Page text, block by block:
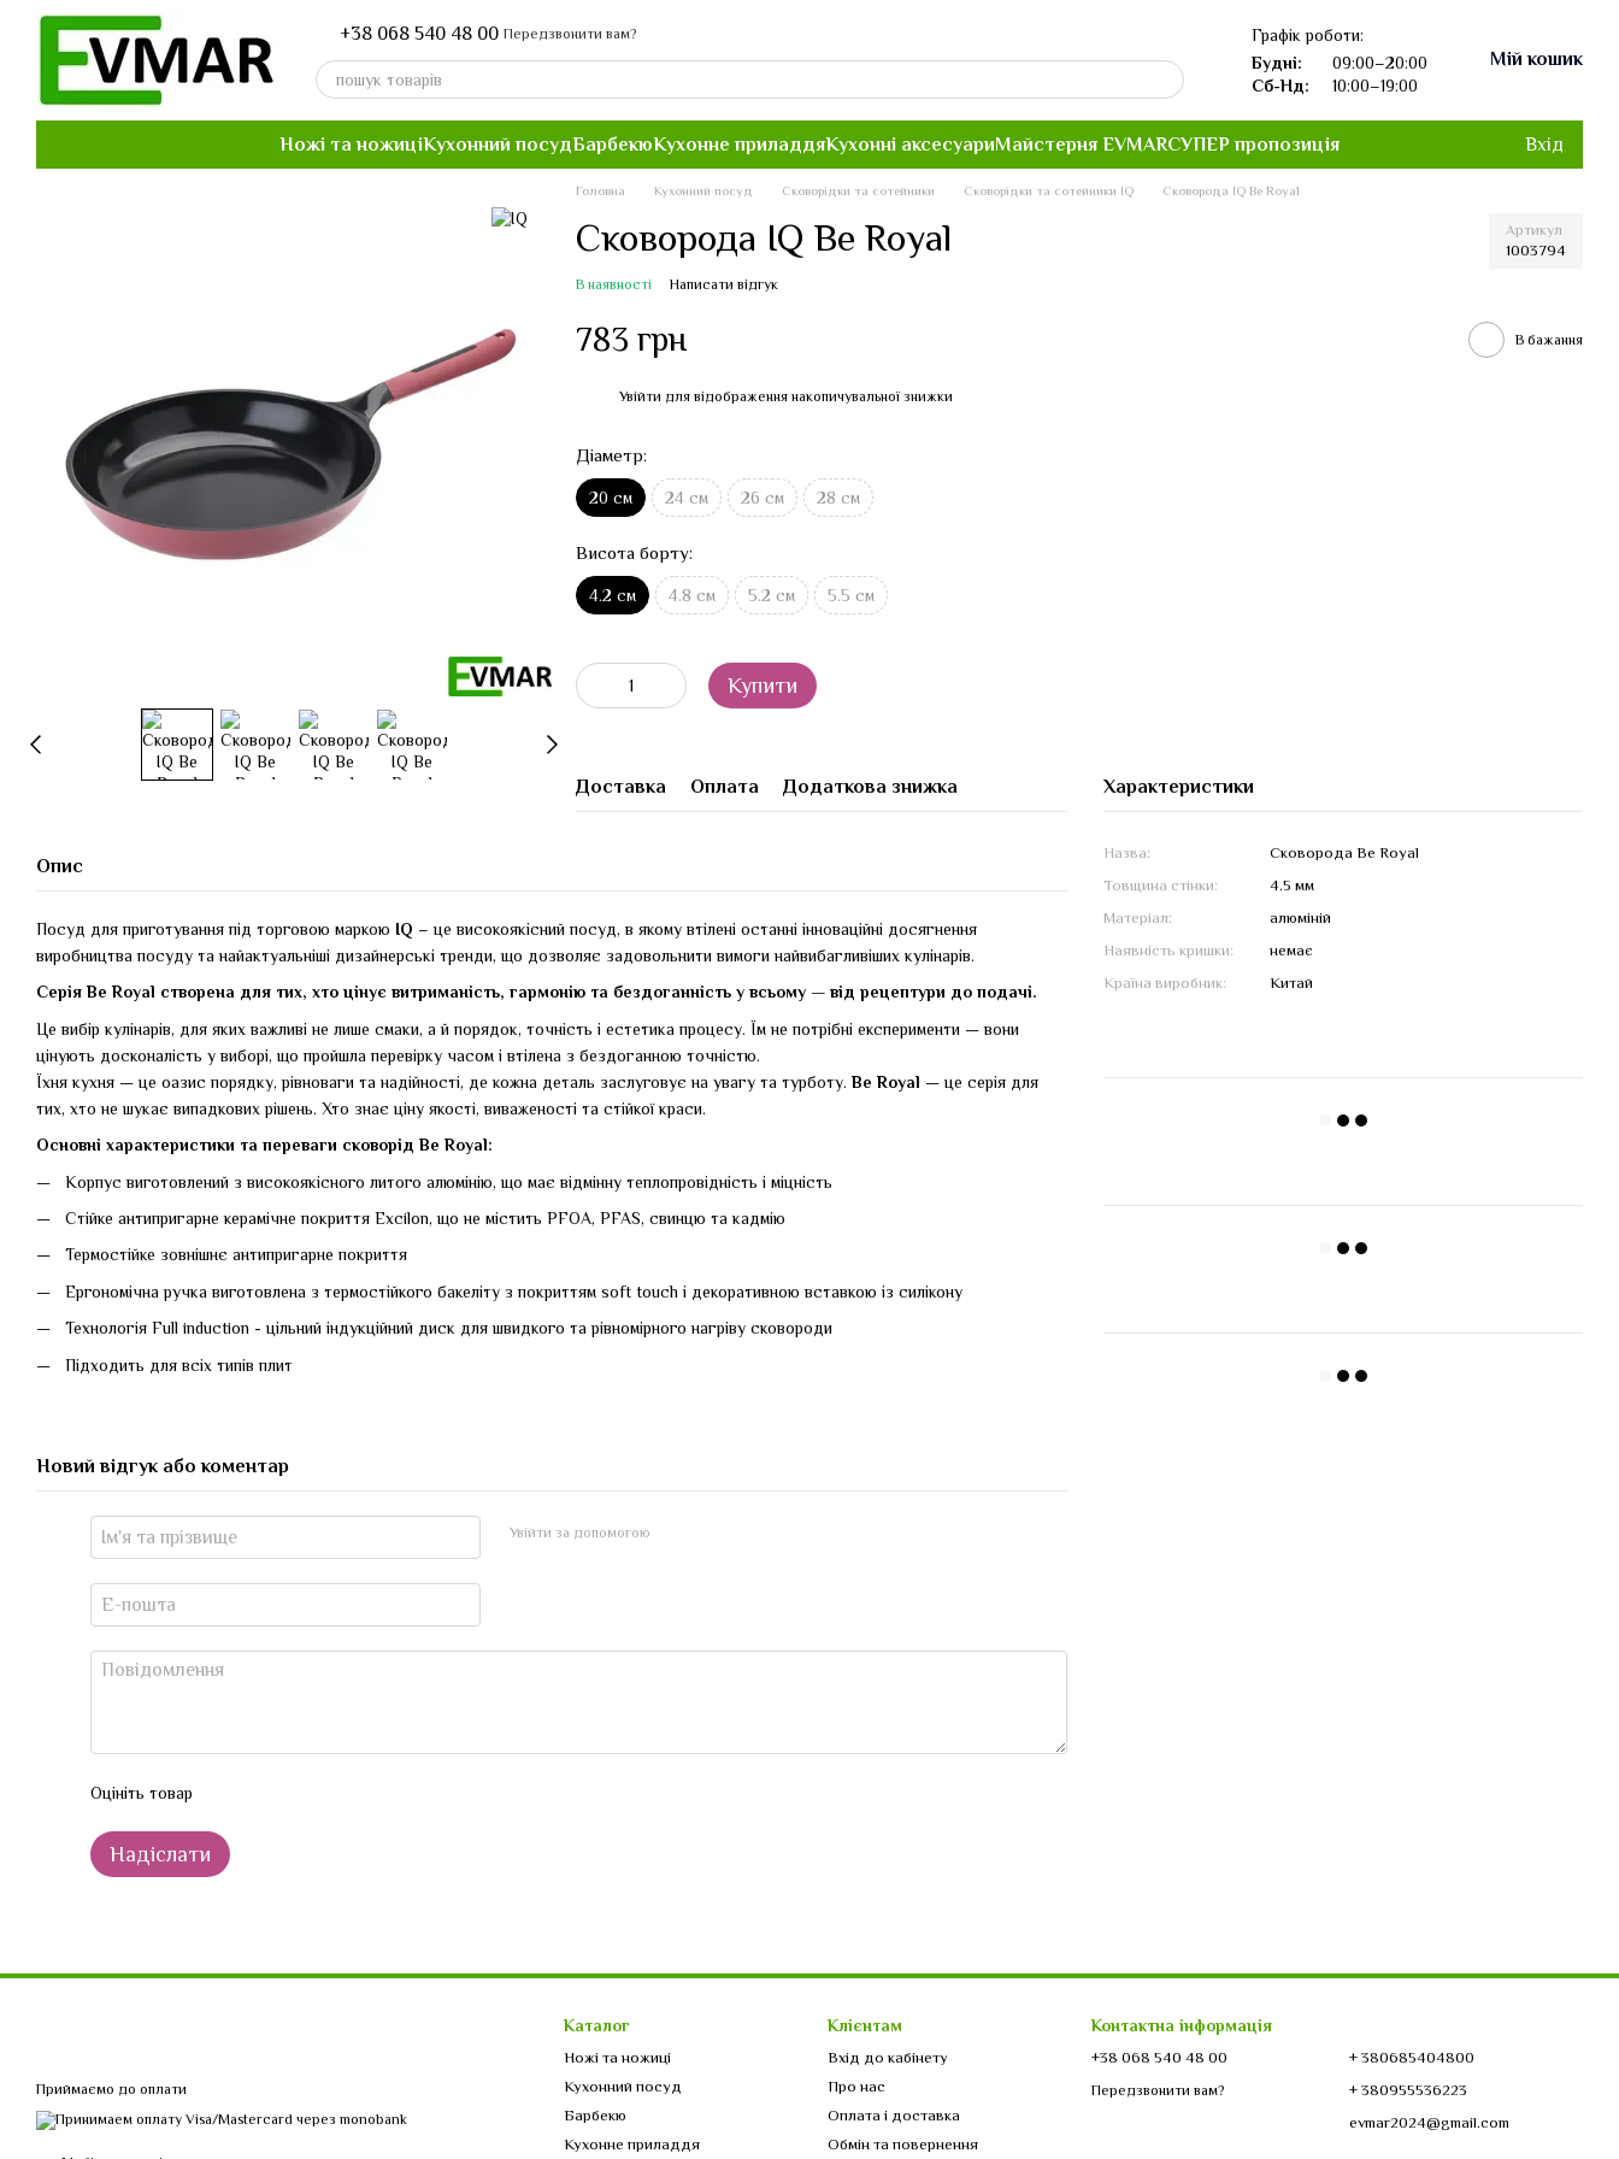
Перейти до основного контенту
+38 068 540 48 00 Передзвонити вам?
Графік роботи:
Будні:
09:00–20:00
Сб-Нд:
10:00–19:00
Мій кошик
Ножі та ножиціКухонний посудБарбекюКухонне приладдяКухонні аксесуариМайстерня EVMARСУПЕР пропозиція Вхід
Головна Кухонний посуд Сковорідки та сотейники Сковорідки та сотейники IQ Сковорода IQ Be Royal
Сковорода IQ Be Royal Артикул
1003794
В наявності Написати відгук
783 грн В бажання
Увійти для відображення накопичувальної знижки
Діаметр:
20 см 24 см 26 см 28 см
Висота борту:
4.2 см 4.8 см 5.2 см 5.5 см
Купити
Доставка Оплата Додаткова знижка Характеристики
Назва:
Сковорода Be Royal
Товщина стінки:
4.5 мм
Матеріал:
алюміній
Наявність кришки:
немає
Країна виробник:
Китай
Опис
Посуд для приготування під торговою маркою IQ – це високоякісний посуд, в якому втілені останні інноваційні досягнення
виробництва посуду та найактуальніші дизайнерські тренди, що дозволяє задовольнити вимоги найвибагливіших кулінарів.
Серія Be Royal створена для тих, хто цінує витриманість, гармонію та бездоганність у всьому — від рецептури до подачі.
Це вибір кулінарів, для яких важливі не лише смаки, а й порядок, точність і естетика процесу. Їм не потрібні експерименти — вони
цінують досконалість у виборі, що пройшла перевірку часом і втілена з бездоганною точністю.
Їхня кухня — це оазис порядку, рівноваги та надійності, де кожна деталь заслуговує на увагу та турботу.Be Royal — це серія для
тих, хто не шукає випадкових рішень. Хто знає ціну якості, виваженості та стійкої краси.
Основні характеристики та переваги сковорід Be Royal:
Корпус виготовлений з високоякісного литого алюмінію, що має відмінну теплопровідність і міцність
Стійке антипригарне керамічнe покриття Excilon, що не містить PFOA, PFAS, свинцю та кадмію
Термостійке зовнішнє антипригарне покриття
Ергономічна ручка виготовлена з термостійкого бакеліту з покриттям soft touch і декоративною вставкою із силікону
Технологія Full induction - цільний індукційний диск для швидкого та рівномірного нагріву сковороди
Підходить для всіх типів плит
Новий відгук або коментар
Увійти за допомогою
Оцініть товар
Надіслати
Приймаємо до оплати
Каталог
Ножі та ножиці
Кухонний посуд
Барбекю
Кухонне приладдя
Клієнтам
Вхід до кабінету
Про нас
Оплата і доставка
Обмін та повернення
Контактна інформація
+38 068 540 48 00
Передзвонити вам?
+ 380685404800
+ 380955536223
evmar2024@gmail.com